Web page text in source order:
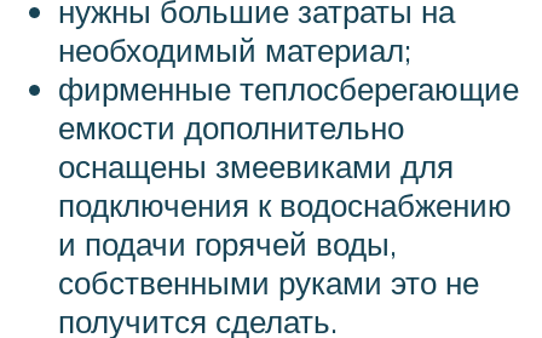
нужны большие затраты на
необходимый материал;
фирменные теплосберегающие
емкости дополнительно
оснащены змеевиками для
подключения к водоснабжению
и подачи горячей воды,
собственными руками это не
получится сделать.